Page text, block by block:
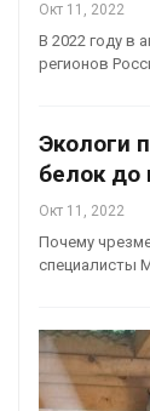
Окт 11, 2022
В 2022 году в
регионов
Экологи
белок до
Окт 11, 2022
Почему
специалисты